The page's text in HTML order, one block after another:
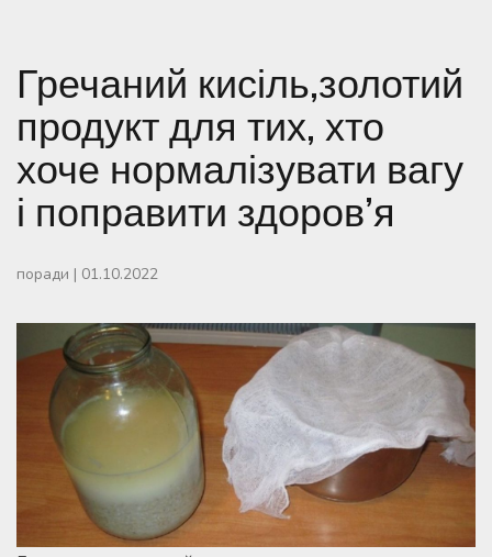
Гречаний кисіль,золотий
продукт для тих, хто
хоче нормалізувати вагу
і поправити здоров’я
поради | 01.10.2022